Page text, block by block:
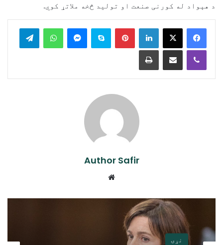
د هېواد له کورنی صنعت او تولید څخه ملاتړ کوي.
LinkedIn
Pinterest
Skype
Messenger
WhatsApp
Viber
Share via Email
Print
Author Safir
نړۍ